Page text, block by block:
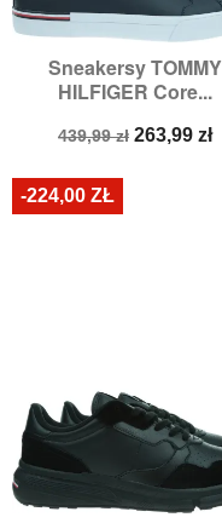
Sneakersy TOMMY
HILFIGER Core...
Cena
439,99 zł Cena
263,99 zł
-224,00 ZŁ